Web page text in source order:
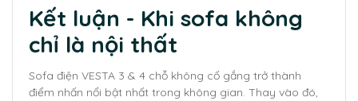
Kết luận - Khi sofa không
chỉ là nội thất
Sofa điện VESTA 3 & 4 chỗ không cố gắng trở thành
điểm nhấn nổi bật nhất trong không gian. Thay vào đó,